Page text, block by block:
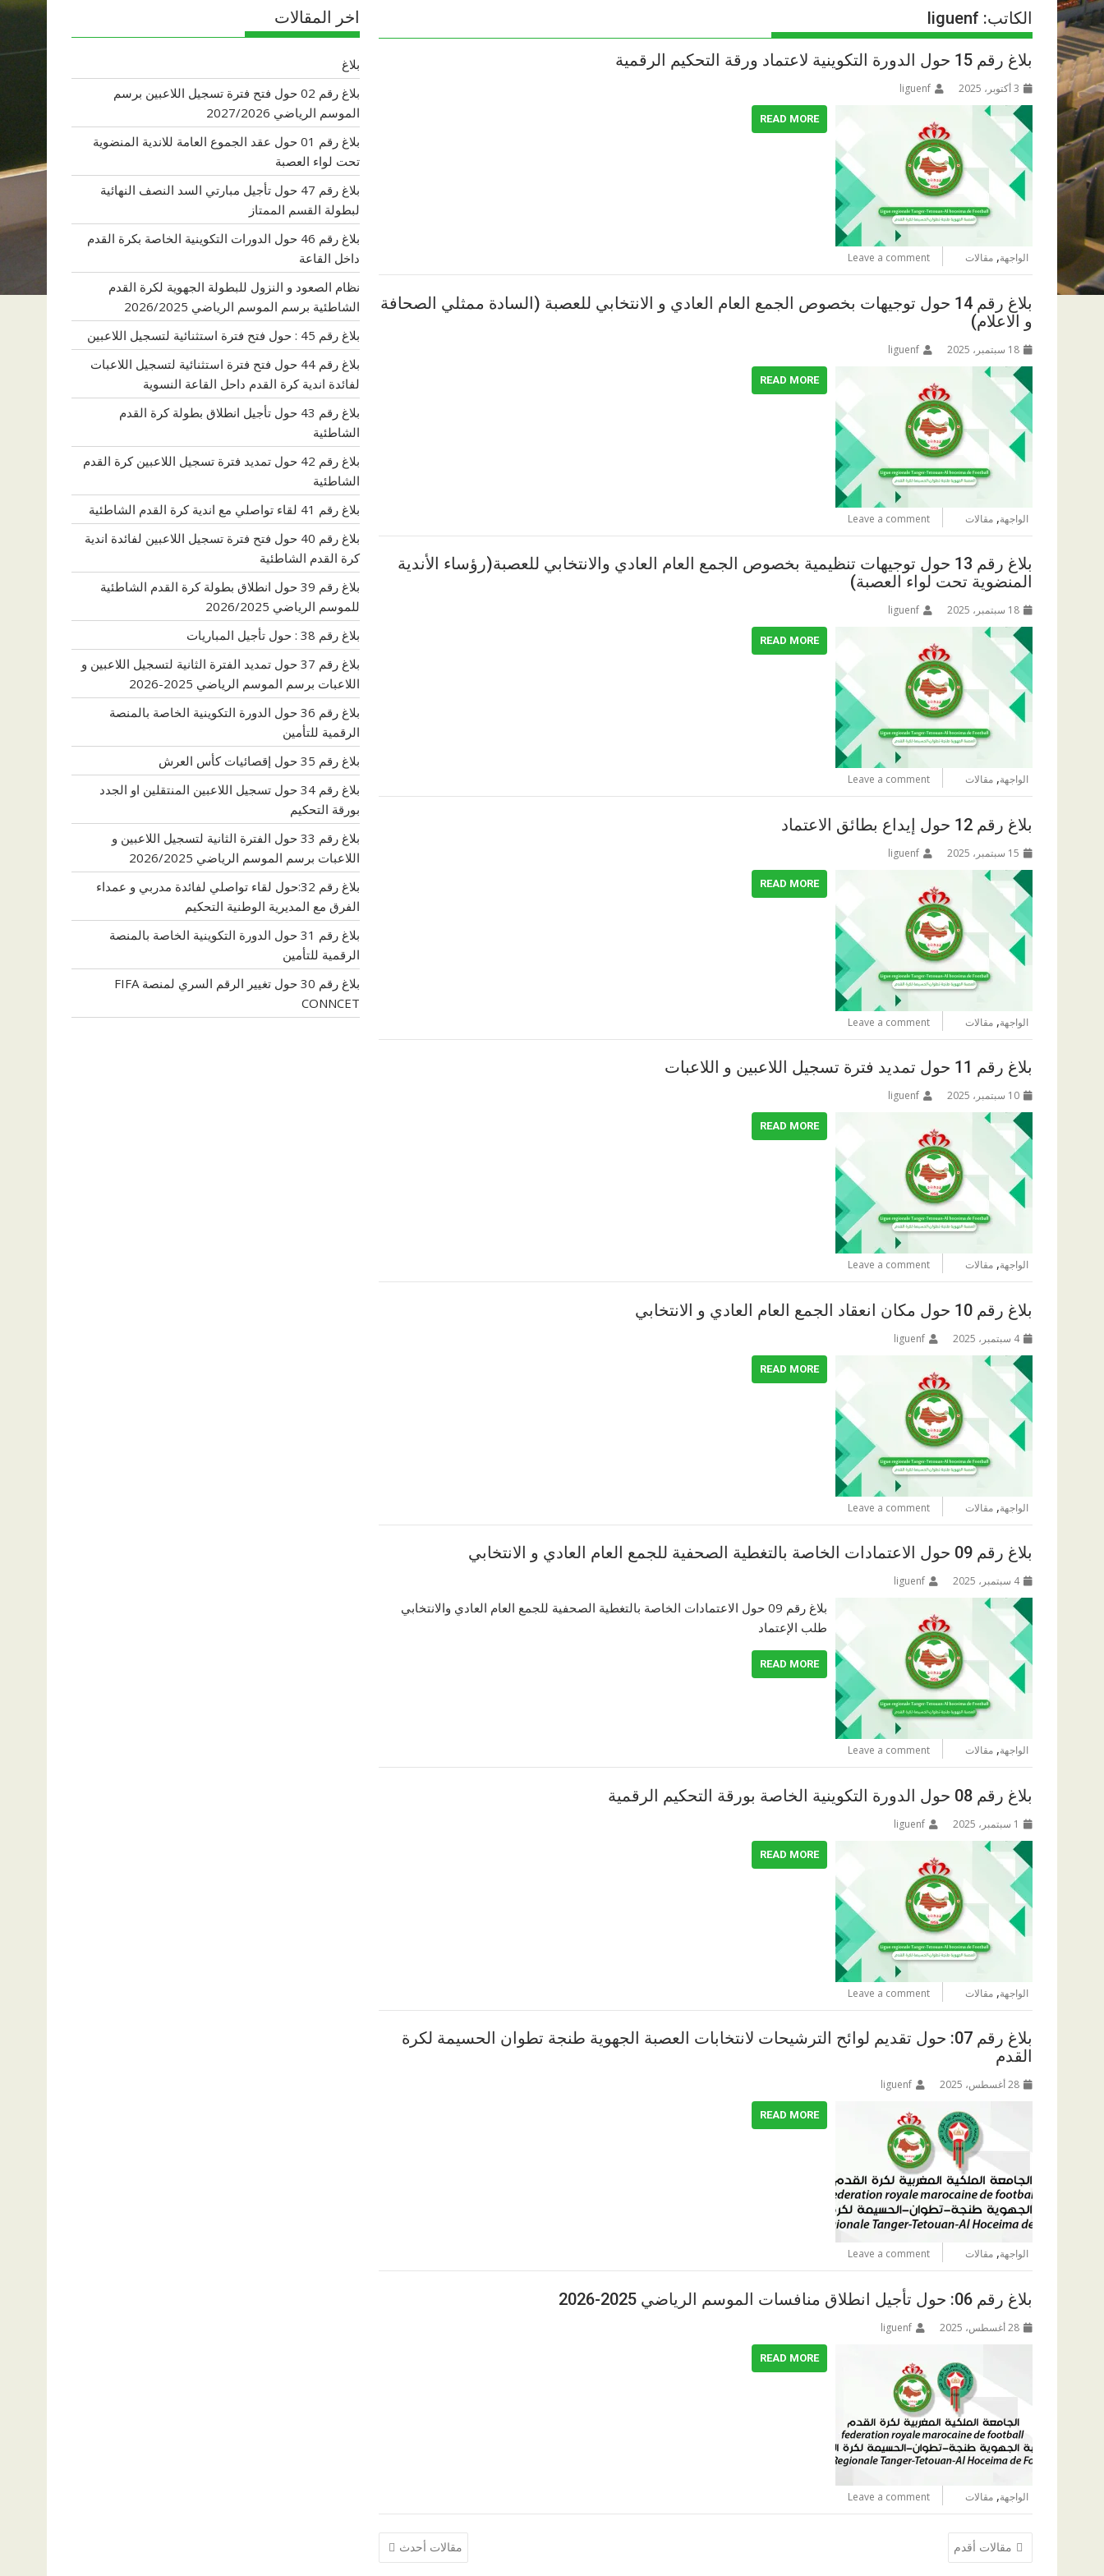
الكاتب: liguenf
بلاغ رقم 15 حول الدورة التكوينية لاعتماد ورقة التحكيم الرقمية
3 أكتوبر، 2025 liguenf
READ MORE
الواجهة, مقالات Leave a comment
بلاغ رقم 14 حول توجيهات بخصوص الجمع العام العادي و الانتخابي للعصبة (السادة ممثلي الصحافة
و الاعلام)
18 سبتمبر، 2025 liguenf
READ MORE
الواجهة, مقالات Leave a comment
بلاغ رقم 13 حول توجيهات تنظيمية بخصوص الجمع العام العادي والانتخابي للعصبة(رؤساء الأندية
المنضوية تحت لواء العصبة)
18 سبتمبر، 2025 liguenf
READ MORE
الواجهة, مقالات Leave a comment
بلاغ رقم 12 حول إيداع بطائق الاعتماد
15 سبتمبر، 2025 liguenf
READ MORE
الواجهة, مقالات Leave a comment
بلاغ رقم 11 حول تمديد فترة تسجيل اللاعبين و اللاعبات
10 سبتمبر، 2025 liguenf
READ MORE
الواجهة, مقالات Leave a comment
بلاغ رقم 10 حول مكان انعقاد الجمع العام العادي و الانتخابي
4 سبتمبر، 2025 liguenf
READ MORE
الواجهة, مقالات Leave a comment
بلاغ رقم 09 حول الاعتمادات الخاصة بالتغطية الصحفية للجمع العام العادي و الانتخابي
4 سبتمبر، 2025 liguenf
بلاغ رقم 09 حول الاعتمادات الخاصة بالتغطية الصحفية للجمع العام العادي والانتخابي
طلب الإعتماد
READ MORE
الواجهة, مقالات Leave a comment
بلاغ رقم 08 حول الدورة التكوينية الخاصة بورقة التحكيم الرقمية
1 سبتمبر، 2025 liguenf
READ MORE
الواجهة, مقالات Leave a comment
بلاغ رقم 07: حول تقديم لوائح الترشيحات لانتخابات العصبة الجهوية طنجة تطوان الحسيمة لكرة
القدم
28 أغسطس، 2025 liguenf
READ MORE
الواجهة, مقالات Leave a comment
بلاغ رقم 06: حول تأجيل انطلاق منافسات الموسم الرياضي 2025-2026
28 أغسطس، 2025 liguenf
READ MORE
الواجهة, مقالات Leave a comment
تصفّح
المقالات
مقالات أقدم مقالات أحدث
اخر المقالات
بلاغ
بلاغ رقم 02 حول فتح فترة تسجيل اللاعبين برسم
الموسم الرياضي 2027/2026
بلاغ رقم 01 حول عقد الجموع العامة للاندية المنضوية
تحت لواء العصبة
بلاغ رقم 47 حول تأجيل مبارتي السد النصف النهائية
لبطولة القسم الممتاز
بلاغ رقم 46 حول الدورات التكوينية الخاصة بكرة القدم
داخل القاعة
نظام الصعود و النزول للبطولة الجهوية لكرة القدم
الشاطئية برسم الموسم الرياضي 2026/2025
بلاغ رقم 45 : حول فتح فترة استثنائية لتسجيل اللاعبين
بلاغ رقم 44 حول فتح فترة استثنائية لتسجيل اللاعبات
لفائدة اندية كرة القدم داحل القاعة النسوية
بلاغ رقم 43 حول تأجيل انطلاق بطولة كرة القدم
الشاطئية
بلاغ رقم 42 حول تمديد فترة تسجيل اللاعبين كرة القدم
الشاطئية
بلاغ رقم 41 لقاء تواصلي مع اندية كرة القدم الشاطئية
بلاغ رقم 40 حول فتح فترة تسجيل اللاعبين لفائدة اندية
كرة القدم الشاطئية
بلاغ رقم 39 حول انطلاق بطولة كرة القدم الشاطئية
للموسم الرياضي 2026/2025
بلاغ رقم 38 : حول تأجيل المباريات
بلاغ رقم 37 حول تمديد الفترة الثانية لتسجيل اللاعبين و
اللاعبات برسم الموسم الرياضي 2025-2026
بلاغ رقم 36 حول الدورة التكوينية الخاصة بالمنصة
الرقمية للتأمين
بلاغ رقم 35 حول إقصائيات كأس العرش
بلاغ رقم 34 حول تسجيل اللاعبين المنتقلين او الجدد
بورقة التحكيم
بلاغ رقم 33 حول الفترة الثانية لتسجيل اللاعبين و
اللاعبات برسم الموسم الرياضي 2026/2025
بلاغ رقم 32:حول لقاء تواصلي لفائدة مدربي و عمداء
الفرق مع المديرية الوطنية التحكيم
بلاغ رقم 31 حول الدورة التكوينية الخاصة بالمنصة
الرقمية للتأمين
بلاغ رقم 30 حول تغيير الرقم السري لمنصة FIFA
CONNCET